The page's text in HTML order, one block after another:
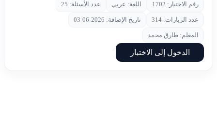
رقم الاختبار: 1702 اللغة: عربي عدد الأسئلة: 25
عدد الزيارات: 314 تاريخ الإضافة: 2026-06-03
المعلم: طارق محمد
الدخول إلى الاختبار